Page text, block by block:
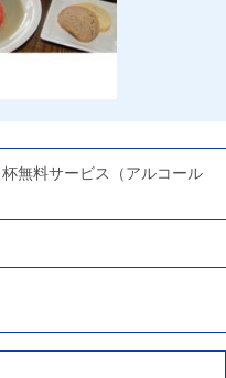
無料サービス（アルコール